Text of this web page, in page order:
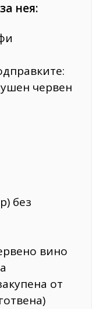
нея:
червен
без
вино
от